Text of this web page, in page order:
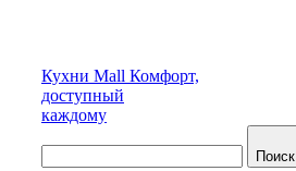
Кухни Mall Комфорт,
доступный
каждому
Поиск